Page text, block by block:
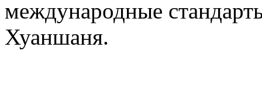
международные
Хуаншаня.